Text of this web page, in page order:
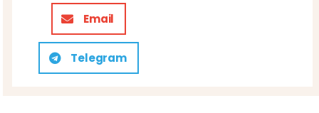
Email
Telegram